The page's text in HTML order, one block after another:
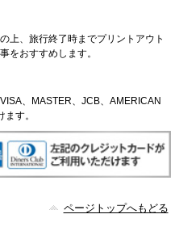
上、旅行終了時までプリントアウト
をおすすめします。
、MASTER、JCB、AMERICAN
す。
ページトップへもどる